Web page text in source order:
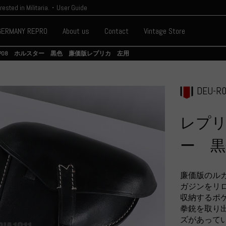
in Militaria.・User Guide
REPRO About us Contact Vintage Store
ホルスター 黒色 廉価版レプリカ 左用
DEU-
レプ
ー 黒
廉価版のル
ガジンをリ
収納するポ
拳銃を取り
ズがあって